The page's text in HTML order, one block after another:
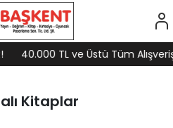
40.000 TL ve Üstü Tüm
Kitaplar